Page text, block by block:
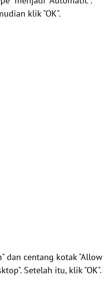
klik "OK".
dan centang kotak "Allow
Setelah itu, klik "OK".